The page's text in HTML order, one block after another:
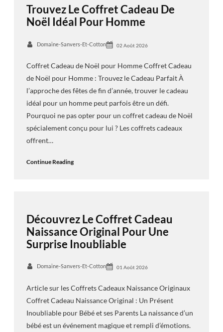
Trouvez Le Coffret Cadeau De
Noël Idéal Pour Homme
Domaine-Sanvers-Et-Cotton 02 Août 2026
Coffret Cadeau de Noël pour Homme Coffret Cadeau
de Noël pour Homme : Trouvez le Cadeau Parfait À
l’approche des fêtes de fin d’année, trouver le cadeau
idéal pour un homme peut parfois être un défi.
Pourquoi ne pas opter pour un coffret cadeau de Noël
spécialement conçu pour lui ? Les coffrets cadeaux
offrent…
Continue Reading
Découvrez Le Coffret Cadeau
Naissance Original Pour Une
Surprise Inoubliable
Domaine-Sanvers-Et-Cotton 01 Août 2026
Article sur les Coffrets Cadeaux Naissance Originaux
Coffret Cadeau Naissance Original : Un Présent
Inoubliable pour Bébé et ses Parents La naissance d’un
bébé est un événement magique et rempli d’émotions.